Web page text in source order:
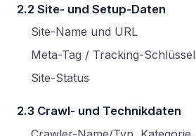
2.2 Site- und Setup-Daten
Site-Name und URL
Meta-Tag / Tracking-Schlüssel
Site-Status
2.3 Crawl- und Technikdaten